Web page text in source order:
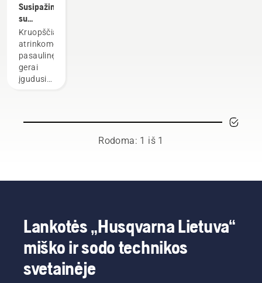
Susipažinkite
su
„Husqvarna“
H
komanda
– mūsų
reikliausiais
Kruopščiai
atrinkome
pasaulinę
gerai
įgudusių
grupę iš
mūsų H
komanda.
Ir jie yra
reikliausi
mūsų
naudotojai.
Rodoma: 1 iš 1
Lankotės „Husqvarna Lietuva“
miško ir sodo technikos
svetainėje